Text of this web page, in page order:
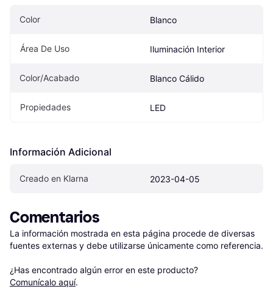
Color Blanco
Área De Uso Iluminación Interior
Color/Acabado Blanco Cálido
Propiedades LED
Información Adicional
Creado en Klarna 2023-04-05
Comentarios
La información mostrada en esta página procede de diversas
fuentes externas y debe utilizarse únicamente como referencia.
¿Has encontrado algún error en este producto?
Comunícalo aquí.